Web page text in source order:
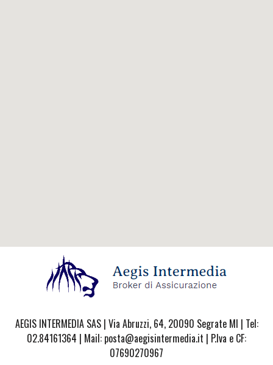
AEGIS INTERMEDIA SAS | Via Abruzzi, 64, 20090 Segrate MI | Tel:
02.84161364 | Mail: posta@aegisintermedia.it | P.Iva e CF:
07690270967